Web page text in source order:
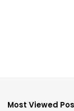
Most Viewed